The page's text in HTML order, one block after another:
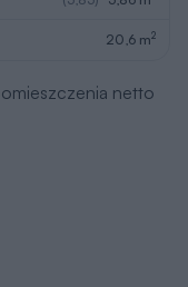
20,6 m2
netto